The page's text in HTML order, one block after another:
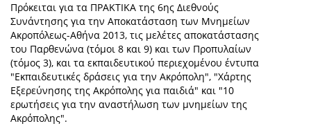
Πρόκειται για τα ΠΡΑΚΤΙΚΑ της 6ης Διεθνούς
Συνάντησης για την Αποκατάσταση των Μνημείων
Ακροπόλεως-Αθήνα 2013, τις μελέτες αποκατάστασης
του Παρθενώνα (τόμοι 8 και 9) και των Προπυλαίων
(τόμος 3), και τα εκπαιδευτικού περιεχομένου έντυπα
"Eκπαιδευτικές δράσεις για την Aκρόπολη", "Χάρτης
Εξερεύνησης της Ακρόπολης για παιδιά" και "10
ερωτήσεις για την αναστήλωση των μνημείων της
Ακρόπολης".